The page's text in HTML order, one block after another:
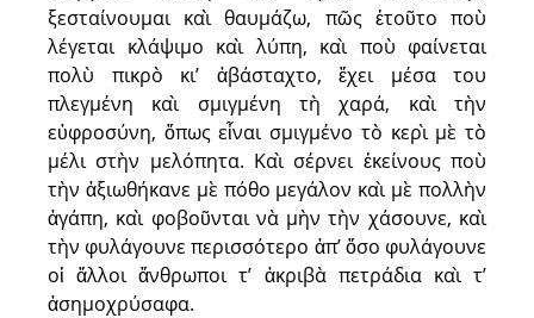
ξεσταίνουμαι καὶ θαυμάζω, πῶς ἐτοῦτο ποὺ
λέγεται κλάψιμο καὶ λύπη, καὶ ποὺ φαίνεται
πολὺ πικρὸ κι’ ἀβάσταχτο, ἔχει μέσα του
πλεγμένη καὶ σμιγμένη τὴ χαρά, καὶ τὴν
εὐφροσύνη, ὅπως εἶναι σμιγμένο τὸ κερὶ μὲ τὸ
μέλι στὴν μελόπητα. Καὶ σέρνει ἐκείνους ποὺ
τὴν ἀξιωθήκανε μὲ πόθο μεγάλον καὶ μὲ πολλὴν
ἀγάπη, καὶ φοβοῦνται νὰ μὴν τὴν χάσουνε, καὶ
τὴν φυλάγουνε περισσότερο ἀπ’ ὅσο φυλάγουνε
οἱ ἄλλοι ἄνθρωποι τ’ ἀκριβὰ πετράδια καὶ τ’
ἀσημοχρύσαφα.